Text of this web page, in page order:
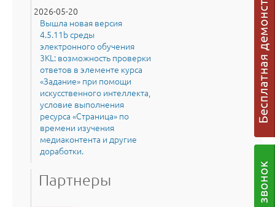
2026-05-20
Вышла новая версия
4.5.11b среды
электронного обучения
3KL: возможность проверки
ответов в элементе курса
«Задание» при помощи
искусственного интеллекта,
условие выполнения
ресурса «Страница» по
времени изучения
медиаконтента и другие
доработки.
Партнеры